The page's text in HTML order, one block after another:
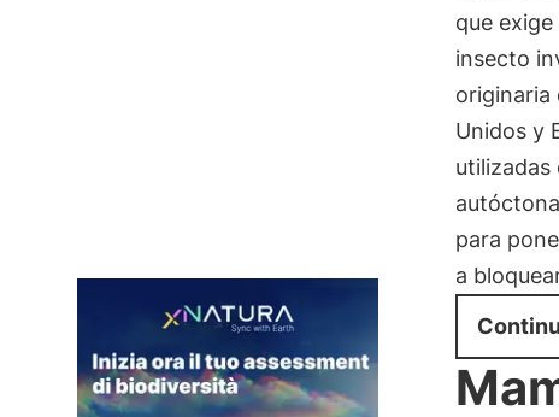
que
insecto
originaria
Unidos y
utilizadas
para
a